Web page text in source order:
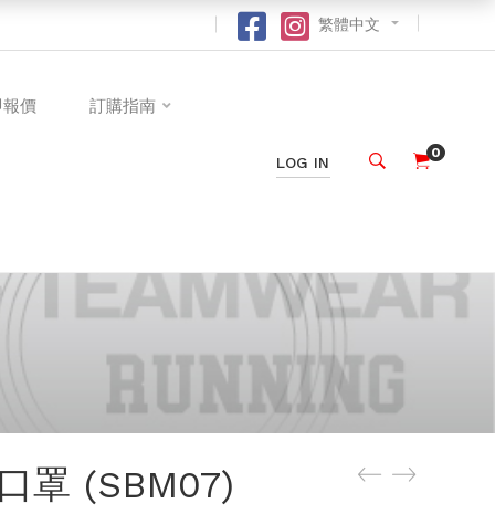
繁體中文
價 訂購指南
LOG IN
0
罩 (SBM07)